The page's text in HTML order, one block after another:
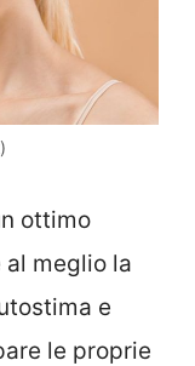
ottimo
meglio la
e
le proprie